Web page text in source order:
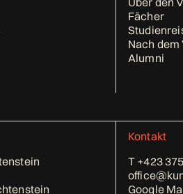
Fächer
Nach dem
Alumni
Kontakt
T +423
Google